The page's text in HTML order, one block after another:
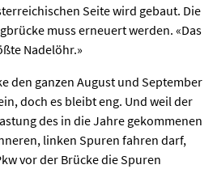
Seite wird gebaut. Die
muss erneuert werden. «Das
Nadelöhr.»
den ganzen August und September
doch es bleibt eng. Und weil der
des in die Jahre gekommenen
linken Spuren fahren darf,
vor der Brücke die Spuren